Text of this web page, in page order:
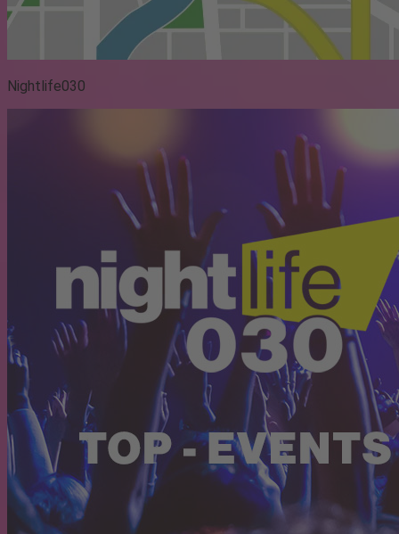
Nightlife030